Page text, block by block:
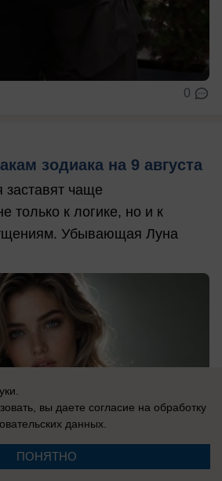
0
зодиака на 9 августа
заставят чаще
только к логике, но и к
Убывающая Луна
вы даете согласие на обработку
данных.
ПОНЯТНО